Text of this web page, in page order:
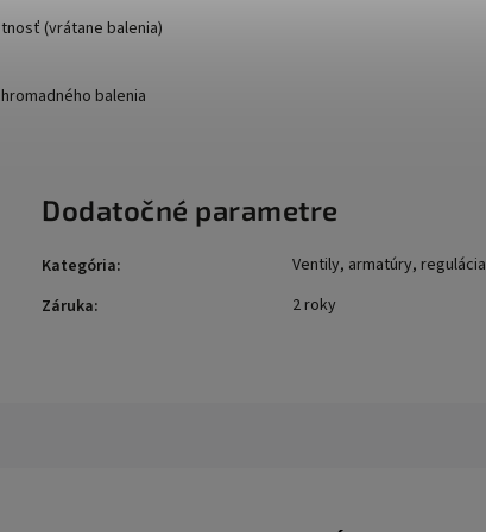
(vrátane balenia)
balenia
Dodatočné parametre
Kategória:
Ventily, armatúry, regulácia
Záruka: 2 roky